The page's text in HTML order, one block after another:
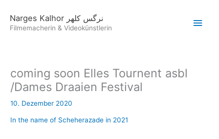
Inhalt
springen
Narges Kalhor نرگس کلهر
Filmemacherin & Videokünstlerin
coming soon Elles Tournent asbl
/Dames Draaien Festival
10. Dezember 2020
In the name of Scheherazade in 2021